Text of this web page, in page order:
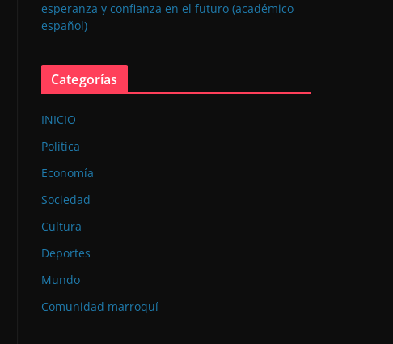
esperanza y confianza en el futuro (académico
español)
Categorías
INICIO
Política
Economía
Sociedad
Cultura
Deportes
Mundo
Comunidad marroquí